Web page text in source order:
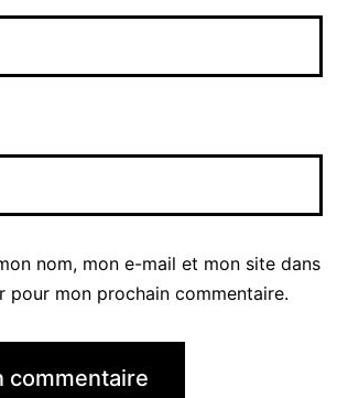
nom, mon e-mail et mon site dans
pour mon prochain commentaire.